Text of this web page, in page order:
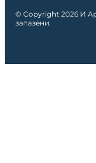
© Copyright 2026 И
запазени.